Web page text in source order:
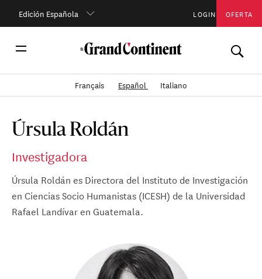
Edición Española LOGIN OFERTA
Français Español Italiano
Úrsula Roldán
Investigadora
Úrsula Roldán es Directora del Instituto de Investigación
en Ciencias Socio Humanistas (ICESH) de la Universidad
Rafael Landívar en Guatemala.